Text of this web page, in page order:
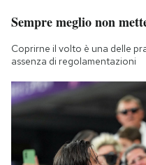
Sempre meglio non
Coprirne il volto è una delle
assenza di regolamentazioni